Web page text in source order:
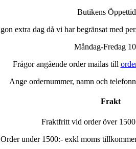
Butikens
extra dag då vi har begränsat med
Måndag-Fredag
Frågor angående order mailas till
Ange ordernummer, namn och
Frakt
Fraktfritt vid order över
Order under 1500:- exkl moms